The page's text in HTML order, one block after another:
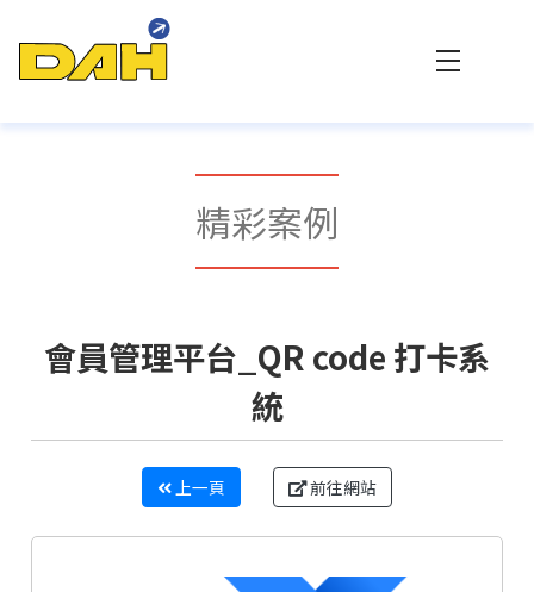
精彩案例
會員管理平台_QR code 打卡系
統
上一頁 前往網站